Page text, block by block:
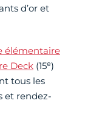
d’or et
élémentaire
Deck (15e)
tous les
et rendez-